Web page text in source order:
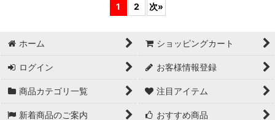
1 2 次»
ホーム ショッピングカート
ログイン お客様情報登録
商品カテゴリ一覧 注目アイテム
新着商品のご案内 おすすめ商品